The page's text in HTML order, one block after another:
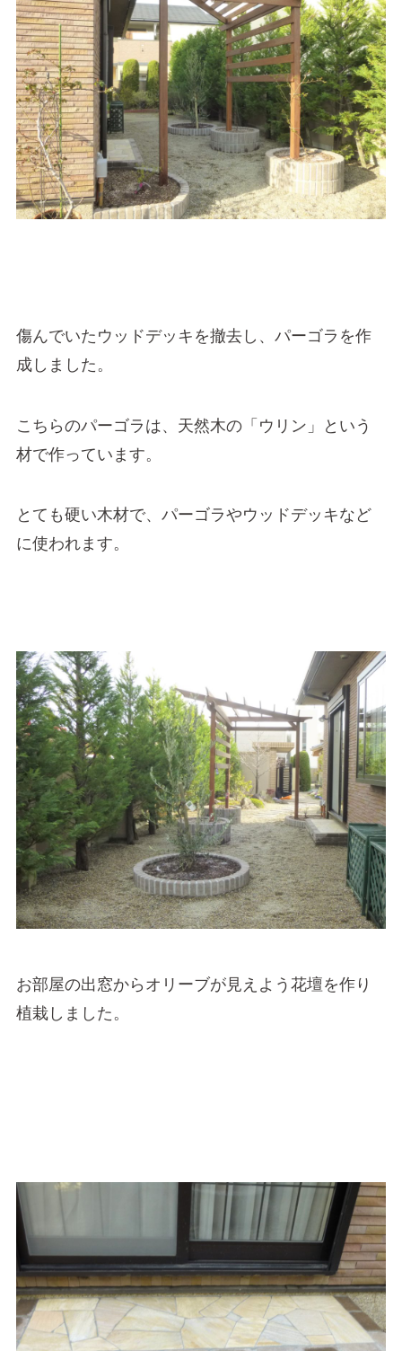
傷んでいたウッドデッキを撤去し、パーゴラを作
成しました。
こちらのパーゴラは、天然木の「ウリン」という
材で作っています。
とても硬い木材で、パーゴラやウッドデッキなど
に使われます。
お部屋の出窓からオリーブが見えよう花壇を作り
植栽しました。